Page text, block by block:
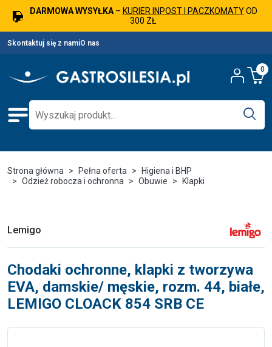
DARMOWA WYSYŁKA– KURIER INPOST I PACZKOMATYOD
300 ZŁ
Skontaktuj się z namiO nas
0
Strona główna Pełna oferta
Higiena i BHP
Odzież robocza i ochronna
Obuwie Klapki
Lemigo
Chodaki ochronne, klapki z tworzywa
EVA, damskie/ męskie, rozm. 44, białe,
LEMIGO CLOACK 854 SRB CE